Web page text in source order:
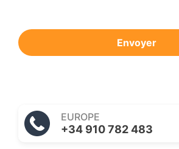
Envoyer
EUROPE
+34 910 782 483